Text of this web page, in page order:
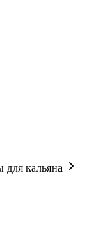
для кальяна